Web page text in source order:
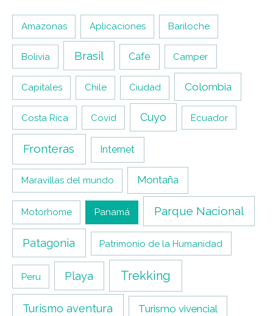
Amazonas Aplicaciones Bariloche
Bolivia Brasil Cafe Camper
Capitales Chile Ciudad Colombia
Costa Rica Covid Cuyo Ecuador
Fronteras Internet
Maravillas del mundo Montaña
Motorhome Panamá Parque Nacional
Patagonia Patrimonio de la Humanidad
Peru Playa Trekking
Turismo aventura Turismo vivencial